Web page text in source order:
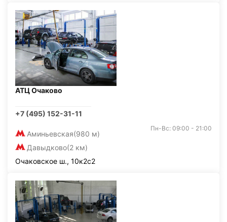
АТЦ Очаково
+7 (495) 152-31-11
Аминьевская(980 м)
Давыдково(2 км)
Пн-Вс: 09:00 - 21:00
Очаковское ш., 10к2с2